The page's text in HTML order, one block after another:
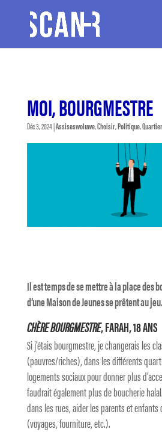
MOI, BOURGMESTRE
Déc 3, 2024|Assiseswoluwe,Choisir,Politique,Quartier
Il est temps de se mettre à la place des
d’une Maison de Jeunes se prêtent au jeu.
CHÈRE BOURGMESTRE, FARAH, 18 ANS
Si j’étais bourgmestre, je changerais les
(pauvres/riches), dans les différents
logements sociaux pour donner plus
faudrait également plus de boucherie
dans les rues, aider les parents et
(voyages, fourniture, etc.).